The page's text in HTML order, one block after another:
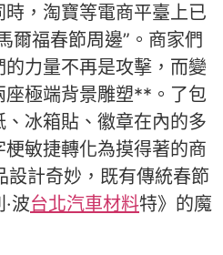
，淘寶等電商平臺上已
爾福春節周邊”。商家們
力量不再是攻擊，而變
座極端背景雕塑**。了包
、冰箱貼、徽章在內的多
敏捷轉化為摸得著的商
設計奇妙，既有傳統春節
波台北汽車材料特》的魔